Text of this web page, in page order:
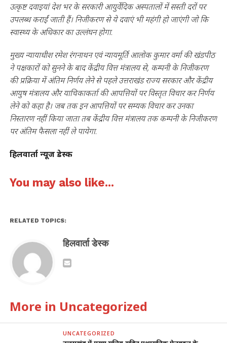
उत्कृष्ट दवाइयां देश भर के सरकारी आयुर्वेदिक अस्पतालों में सस्ती दरों पर
उपलब्ध कराईं जाती हैं। निजीकरण से ये दवाएं भी महंगी हो जाएंगी जो कि
स्वास्थ्य के अधिकार का उल्लंघन होगा.
मुख्य न्यायाधीश रमेश रंगनाथन एवं न्यायमूर्ति आलोक कुमार वर्मा की खंडपीठ
ने पक्षकारों को सुनने के बाद केंद्रीय वित्त मंत्रालय से, कम्पनी के निजीकरण
की प्रक्रिया में अंतिम निर्णय लेने से पहले उत्तराखंड राज्य सरकार और केंद्रीय
आयुष मंत्रालय और याचिकाकर्ता की आपत्तियों पर विस्तृत विचार कर निर्णय
लेने को कहा है। जब तक इन आपत्तियों पर सम्यक विचार कर उनका
निस्तारण नहीं किया जाता तब केंद्रीय वित्त मंत्रालय तक कम्पनी के निजीकरण
पर अंतिम फैसला नहीं ले पायेगा.
हिलवार्ता न्यूज डेस्क
You may also like...
RELATED TOPICS:
हिलवार्ता डेस्क
More in Uncategorized
UNCATEGORIZED